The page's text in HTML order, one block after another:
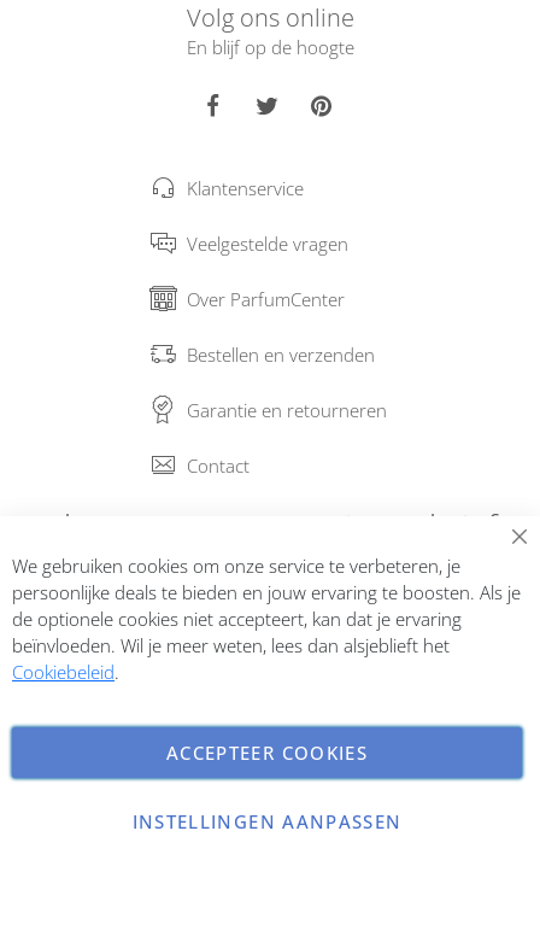
Volg ons online
En blijf op de hoogte
Klantenservice
Veelgestelde vragen
Over ParfumCenter
Bestellen en verzenden
Garantie en retourneren
Contact
Abonneer op onze nieuwsbrief
Inschrijven
Copyright © 2026 ParfumCenter.nl. All rights reserved.
We gebruiken cookies om onze service te verbeteren, je
persoonlijke deals te bieden en jouw ervaring te boosten. Als je
de optionele cookies niet accepteert, kan dat je ervaring
beïnvloeden. Wil je meer weten, lees dan alsjeblieft het
Cookiebeleid.
ACCEPTEER COOKIES
INSTELLINGEN AANPASSEN